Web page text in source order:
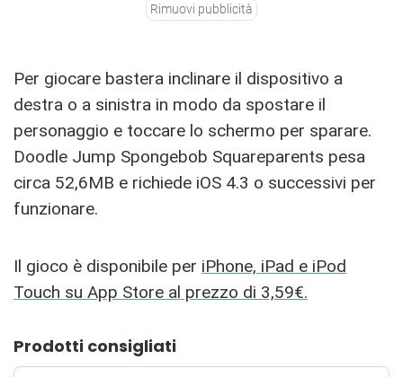
Rimuovi pubblicità
Per giocare bastera inclinare il dispositivo a
destra o a sinistra in modo da spostare il
personaggio e toccare lo schermo per sparare.
Doodle Jump Spongebob Squareparents pesa
circa 52,6MB e richiede iOS 4.3 o successivi per
funzionare.
Il gioco è disponibile per iPhone, iPad e iPod
Touch su App Store al prezzo di 3,59€.
Prodotti consigliati